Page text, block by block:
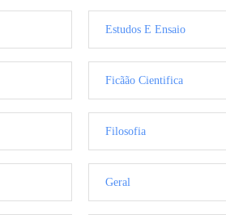
Estudos E Ensaio
Ficãão Cientifica
Filosofia
Geral